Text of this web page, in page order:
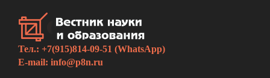
Тел.: +7(915)814-09-51 (WhatsApp)
E-mail: info@p8n.ru